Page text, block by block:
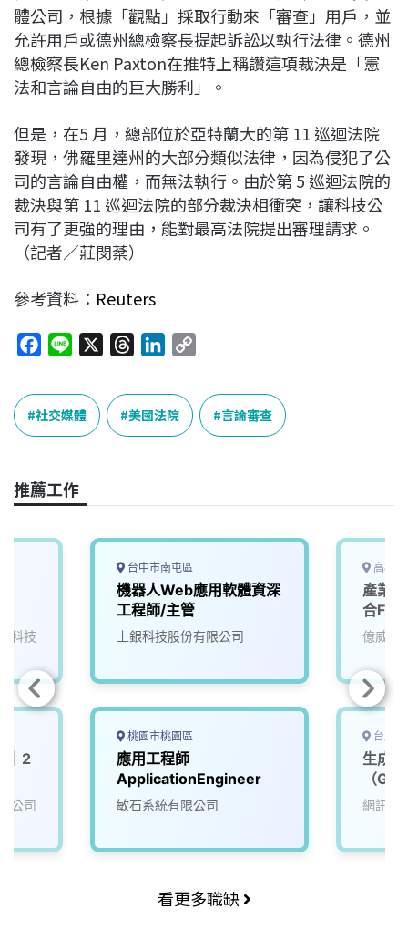
體公司，根據「觀點」採取行動來「審查」用戶，並
允許用戶或德州總檢察長提起訴訟以執行法律。德州
總檢察長Ken Paxton在推特上稱讚這項裁決是「憲
法和言論自由的巨大勝利」。
但是，在5 月，總部位於亞特蘭大的第 11 巡迴法院
發現，佛羅里達州的大部分類似法律，因為侵犯了公
司的言論自由權，而無法執行。由於第 5 巡迴法院的
裁決與第 11 巡迴法院的部分裁決相衝突，讓科技公
司有了更強的理由，能對最高法院提出審理請求。
（記者／莊閔棻）
參考資料： Reuters
c
e
b
o
k
n
e
r
e
a
n
k
e
n
y
k
社交媒體 美國法院 言論審查
推薦工作
科技
｜2
公司
台中市南屯區
機器人Web應用軟體資深
工程師/主管
上銀科技股份有限公司
桃園市桃園區
應用工程師
ApplicationEngineer
敏石系統有限公司
高雄
產業
合
億威電
台北
生成
（
LLM
網訊電
看更多職缺